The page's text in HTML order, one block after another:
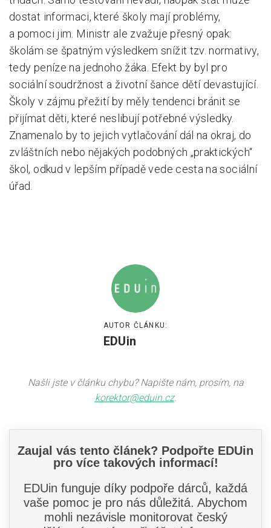
dostat informaci, které školy mají problémy,
a pomoci jim. Ministr ale zvažuje přesný opak:
školám se špatným výsledkem snížit tzv. normativy,
tedy peníze na jednoho žáka. Efekt by byl pro
sociální soudržnost a životní šance dětí devastující.
Školy v zájmu přežití by měly tendenci bránit se
přijímat děti, které neslibují potřebné výsledky.
Znamenalo by to jejich vytlačování dál na okraj, do
zvláštních nebo nějakých podobných „praktických“
škol, odkud v lepším případě vede cesta na sociální
úřad.
AUTOR ČLÁNKU:
EDUin
Našli jste v článku chybu? Napište nám, prosím, na
korektor@eduin.cz.